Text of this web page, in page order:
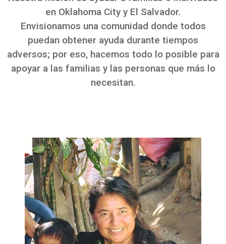
en Oklahoma City y El Salvador.
Envisionamos una comunidad donde todos
puedan obtener ayuda durante tiempos
adversos; por eso, hacemos todo lo posible para
apoyar a las familias y las personas que más lo
necesitan.